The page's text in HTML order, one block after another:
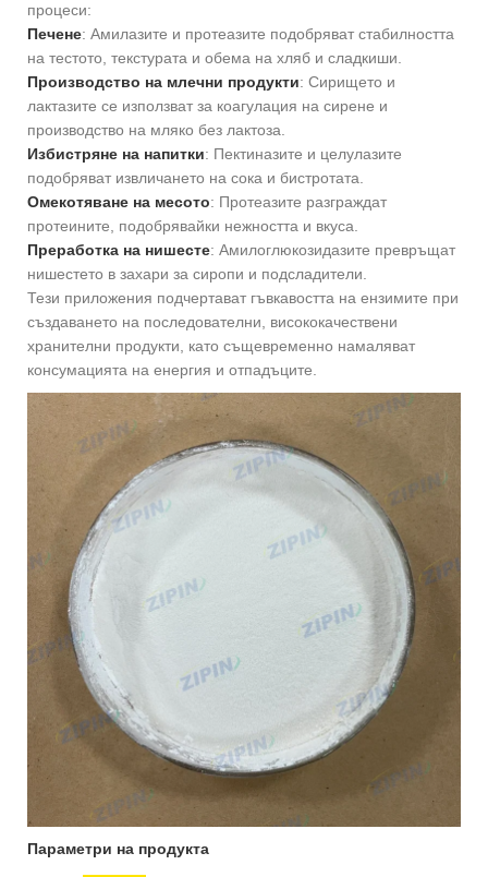
процеси:
Печене: Амилазите и протеазите подобряват стабилността
на тестото, текстурата и обема на хляб и сладкиши.
Производство на млечни продукти: Сирището и
лактазите се използват за коагулация на сирене и
производство на мляко без лактоза.
Избистряне на напитки: Пектиназите и целулазите
подобряват извличането на сока и бистротата.
Омекотяване на месото: Протеазите разграждат
протеините, подобрявайки нежността и вкуса.
Преработка на нишесте: Амилоглюкозидазите превръщат
нишестето в захари за сиропи и подсладители.
Тези приложения подчертават гъвкавостта на ензимите при
създаването на последователни, висококачествени
хранителни продукти, като същевременно намаляват
консумацията на енергия и отпадъците.
Параметри на продукта